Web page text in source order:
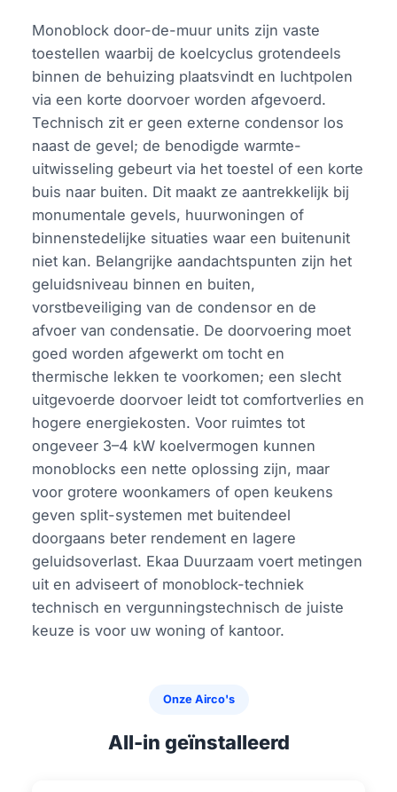
Monoblock door-de-muur units zijn vaste
toestellen waarbij de koelcyclus grotendeels
binnen de behuizing plaatsvindt en luchtpolen
via een korte doorvoer worden afgevoerd.
Technisch zit er geen externe condensor los
naast de gevel; de benodigde warmte-
uitwisseling gebeurt via het toestel of een korte
buis naar buiten. Dit maakt ze aantrekkelijk bij
monumentale gevels, huurwoningen of
binnenstedelijke situaties waar een buitenunit
niet kan. Belangrijke aandachtspunten zijn het
geluidsniveau binnen en buiten,
vorstbeveiliging van de condensor en de
afvoer van condensatie. De doorvoering moet
goed worden afgewerkt om tocht en
thermische lekken te voorkomen; een slecht
uitgevoerde doorvoer leidt tot comfortverlies en
hogere energiekosten. Voor ruimtes tot
ongeveer 3–4 kW koelvermogen kunnen
monoblocks een nette oplossing zijn, maar
voor grotere woonkamers of open keukens
geven split-systemen met buitendeel
doorgaans beter rendement en lagere
geluidsoverlast. Ekaa Duurzaam voert metingen
uit en adviseert of monoblock-techniek
technisch en vergunningstechnisch de juiste
keuze is voor uw woning of kantoor.
Onze Airco's
All-in geïnstalleerd